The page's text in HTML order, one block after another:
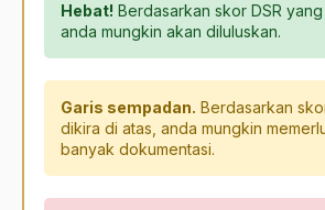
Hebat! Berdasarkan skor DSR yang
anda mungkin akan diluluskan.
Garis sempadan. Berdasarkan
dikira di atas, anda mungkin
banyak dokumentasi.